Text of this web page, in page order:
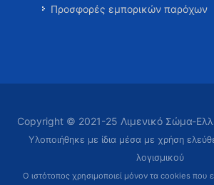
Προσφορές εμπορικών παρόχων
Copyright © 2021-25 Λιμενικό Σώμα-
Υλοποιήθηκε με ίδια μέσα με χρήση
λογισμικού
Ο ιστότοπος χρησιμοποιεί μόνον τα cookies που